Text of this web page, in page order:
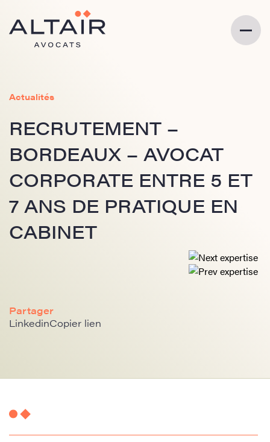
Actualités
RECRUTEMENT –
BORDEAUX – AVOCAT
CORPORATE ENTRE 5 ET
7 ANS DE PRATIQUE EN
CABINET
Partager
LinkedinCopier lien